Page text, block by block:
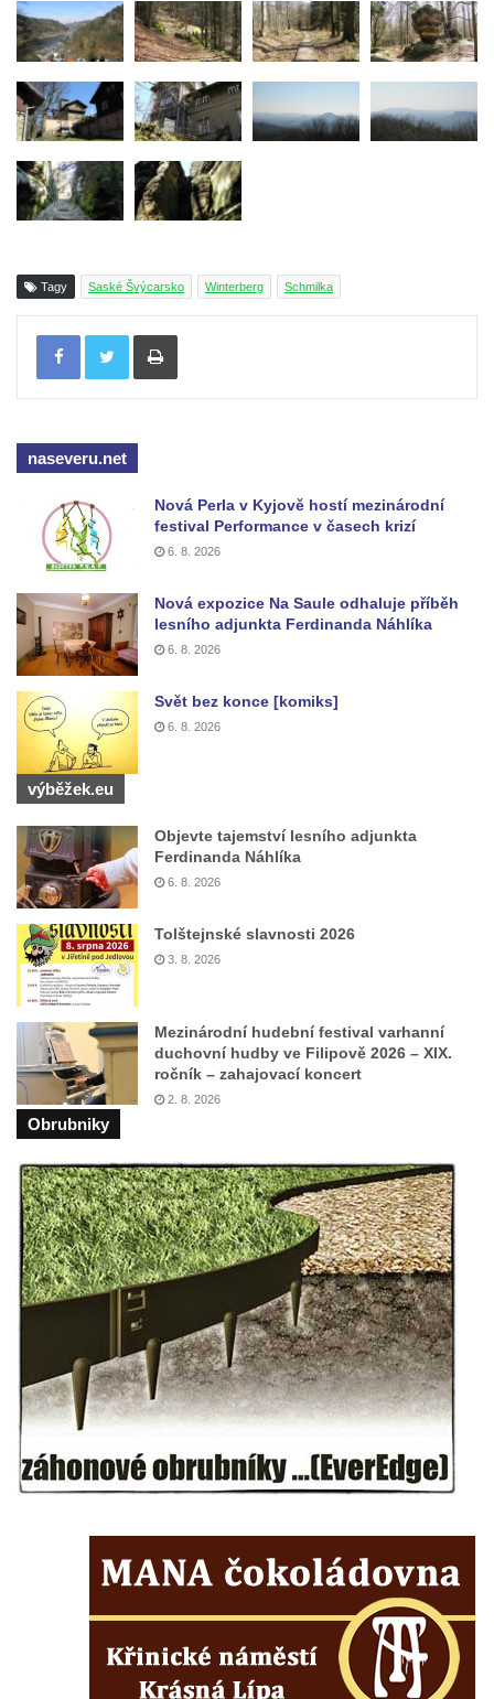
Tagy Saské Švýcarsko Winterberg Schmilka
Tisknout
naseveru.net
Nová Perla v Kyjově hostí mezinárodní
festival Performance v časech krizí
6. 8. 2026
Nová expozice Na Saule odhaluje příběh
lesního adjunkta Ferdinanda Náhlíka
6. 8. 2026
Svět bez konce [komiks]
6. 8. 2026
výběžek.eu
Objevte tajemství lesního adjunkta
Ferdinanda Náhlíka
6. 8. 2026
Tolštejnské slavnosti 2026
3. 8. 2026
Mezinárodní hudební festival varhanní
duchovní hudby ve Filipově 2026 – XIX.
ročník – zahajovací koncert
2. 8. 2026
Obrubniky